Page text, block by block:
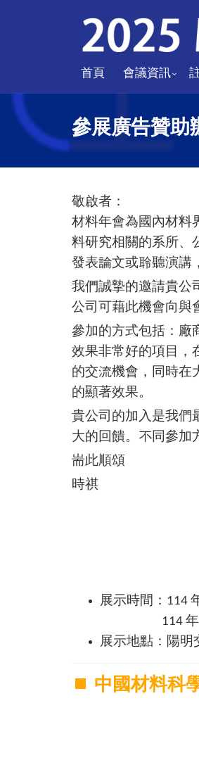
首頁 會議資訊
參展廣告贊助
敬啟者：
材料年會為國內材料
料研究相關的系所、
發表論文或聆聽演講
我們誠摯的邀請貴公
公司可藉此機會向與
參加的方式包括：廠
效果非常好的項目，
的交流機會，同時在
的顯著效果。
貴公司的加入是我們
大的回饋。不同參加
耑此順頌
時祺
展示時間：114
114 年 11 月
展示地點：陽明
中國材料科